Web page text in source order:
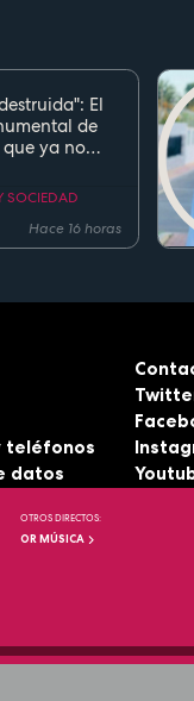
El
de
ya no
SOCIEDAD
Hace 16 horas
teléfonos
datos
OTROS DIRECTOS:
OR MÚSICA